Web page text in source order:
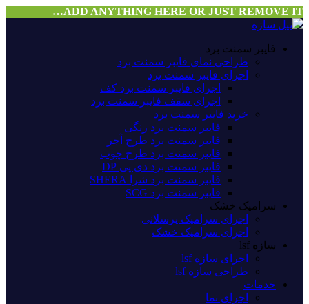
ADD ANYTHING HERE OR JUST REMOVE IT…
فایبر سمنت برد
طراحی نمای فایبر سمنت برد
اجرای فایبر سمنت برد
اجرای فایبر سمنت برد کف
اجرای سقف فایبر سمنت برد
خرید فایبر سمنت برد
فایبر سمنت برد رنگی
فایبر سمنت برد طرح آجر
فایبر سمنت برد طرح چوب
فایبر سمنت برد دی پی DP
فایبر سمنت برد شرا SHERA
فایبر سمنت برد SCG
سرامیک خشک
اجرای سرامیک پرسلانی
اجرای سرامیک خشک
سازه lsf
اجرای سازه lsf
طراحی سازه lsf
خدمات
اجرای نما